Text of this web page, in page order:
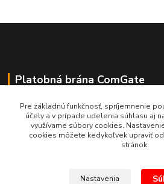
Platobná brána ComGate
Pre základnú funkčnosť, spríjemnenie
účely a v prípade udelenia súhlasu aj
využívame súbory cookies.
cookies môžete kedykoľvek upraviť
stránok.
Nastavenia